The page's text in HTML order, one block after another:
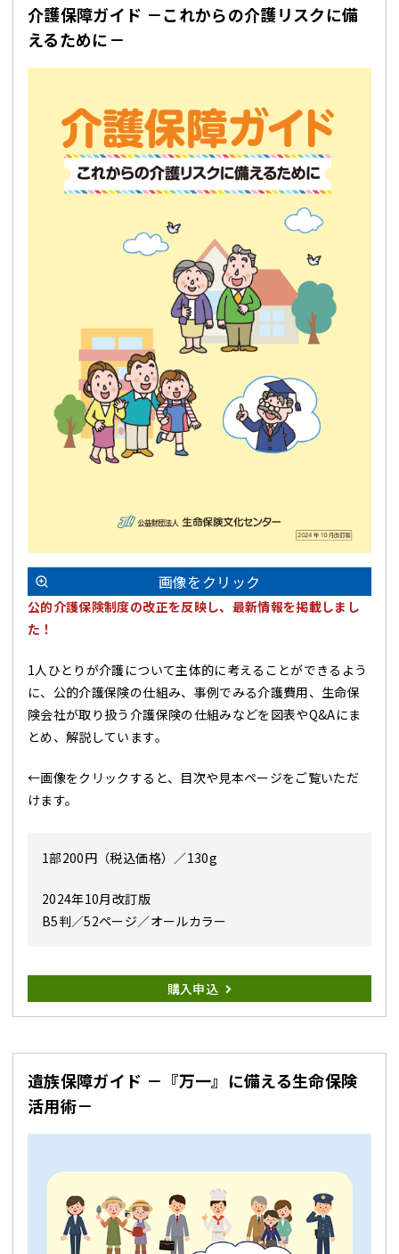
介護保障ガイド －これからの介護リスクに備
えるために－
画像をクリック
公的介護保険制度の改正を反映し、最新情報を掲載しまし
た！
1人ひとりが介護について主体的に考えることができるよう
に、公的介護保険の仕組み、事例でみる介護費用、生命保
険会社が取り扱う介護保険の仕組みなどを図表やQ&Aにま
とめ、解説しています。
←画像をクリックすると、目次や見本ページをご覧いただ
けます。
1部200円（税込価格）／130g
2024年10月改訂版
B5判／52ページ／オールカラー
購入申込
遺族保障ガイド －『万一』に備える生命保険
活用術－